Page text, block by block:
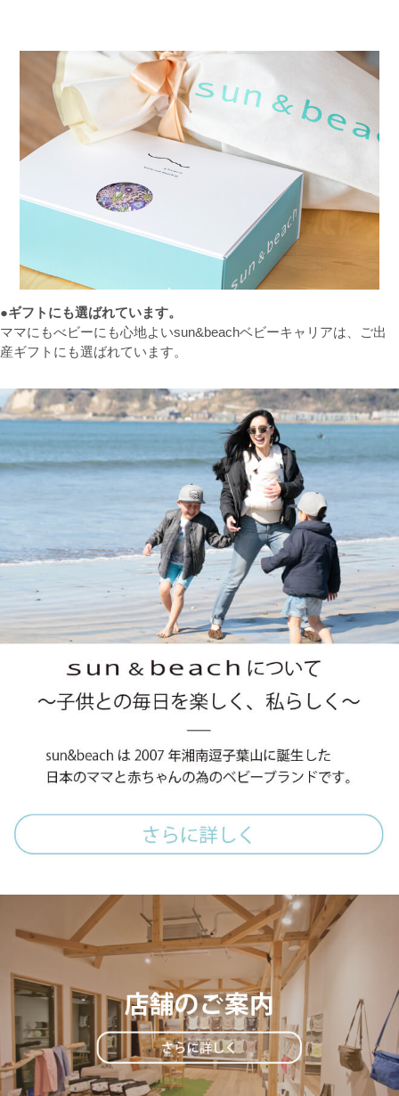
●ギフトにも選ばれています。
ママにもべビーにも心地よいsun&beachベビーキャリアは、ご出
産ギフトにも選ばれています。